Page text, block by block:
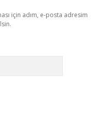
için adım, e-posta adresim